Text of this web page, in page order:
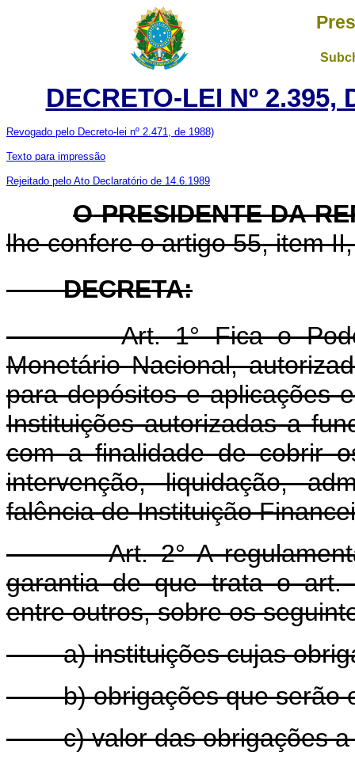
DECRETO-LEI Nº 2.395,
Revogado pelo Decreto-lei nº 2.471, de 1988)
Texto para impressão
Rejeitado pelo Ato Declaratório de 14.6.1989
O PRESIDENTE DA
lhe confere o artigo 55, item
DECRETA:
Art. 1° Fica o Poder
Monetário Nacional,
para depósitos e aplicações
Instituições autorizadas a
com a finalidade de cobrir
intervenção, liquidação,
falência de Instituição
Art. 2° A
garantia de que trata o art.
entre outros, sobre os
a) instituições cujas
b) obrigações que serão
c) valor das obrigações a